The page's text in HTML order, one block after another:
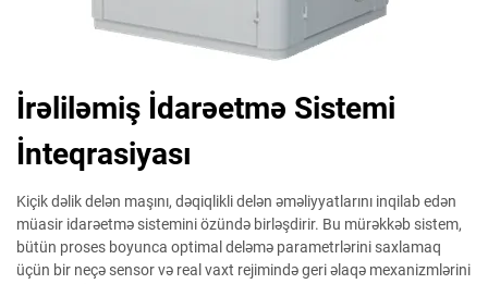
İrəliləmiş İdarəetmə Sistemi
İnteqrasiyası
Kiçik dəlik delən maşını, dəqiqlikli delən əməliyyatlarını inqilab edən
müasir idarəetmə sistemini özündə birləşdirir. Bu mürəkkəb sistem,
bütün proses boyunca optimal deləmə parametrlərini saxlamaq
üçün bir neçə sensor və real vaxt rejimində geri əlaqə mexanizmlərini